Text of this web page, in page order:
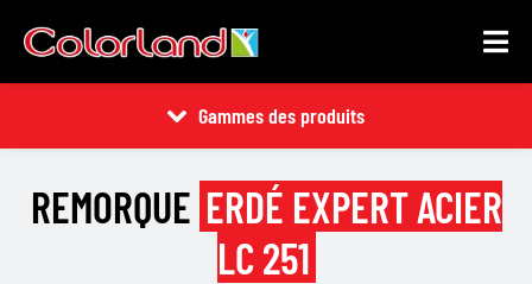
Gammes des produits
REMORQUE ERDÉ EXPERT ACIER
LC 251